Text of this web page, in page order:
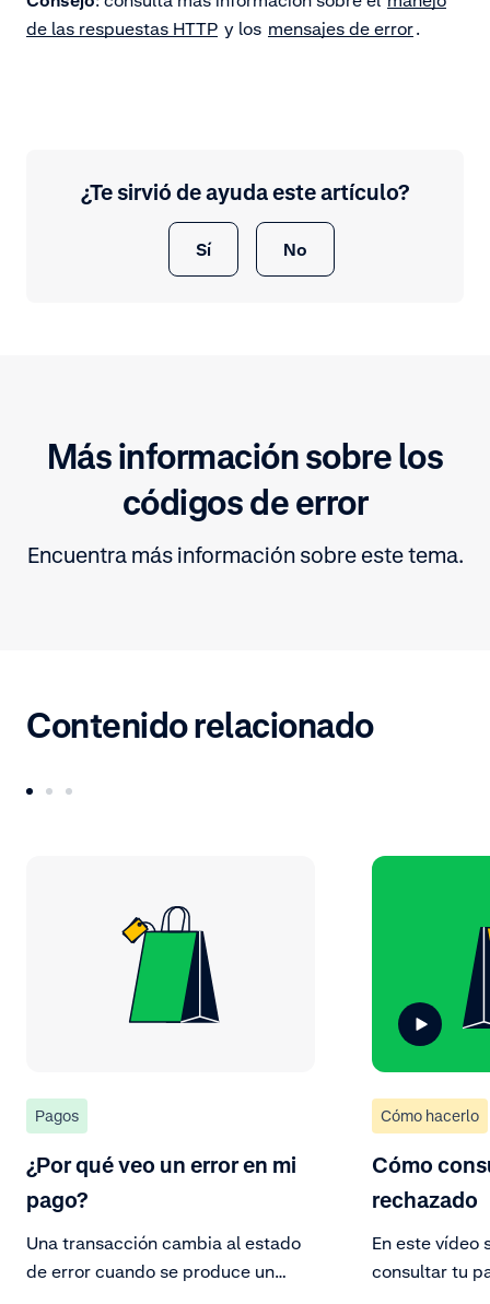
de las respuestas HTTP y los mensajes de error.
¿Te sirvió de ayuda este artículo?
Sí No
Más información sobre los
códigos de error
Encuentra más información sobre este tema.
Contenido relacionado
Pagos
¿Por qué veo un error en mi
pago?
Una transacción cambia al estado
de error cuando se produce un
Cómo hacerlo
Cómo
rechazado
En este vídeo
consultar tu